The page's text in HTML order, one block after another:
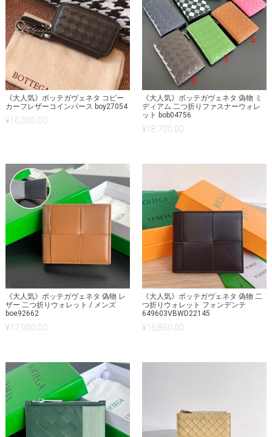
《大人気》ボッテガヴェネタ コピー
カーフレザーコインパース boy27054
¥16,000.00
《大人気》ボッテガヴェネタ 偽物 ミ
ディアム 二つ折りファスナーウォレ
ット bob04756
¥18,700.00
《大人気》ボッテガヴェネタ 偽物 レ
ザー 二つ折りウォレット / メンズ
boe92662
¥17,000.00
《大人気》ボッテガヴェネタ 偽物 二
つ折りウォレット フォンデンテ
649603VBWD22145
¥16,800.00